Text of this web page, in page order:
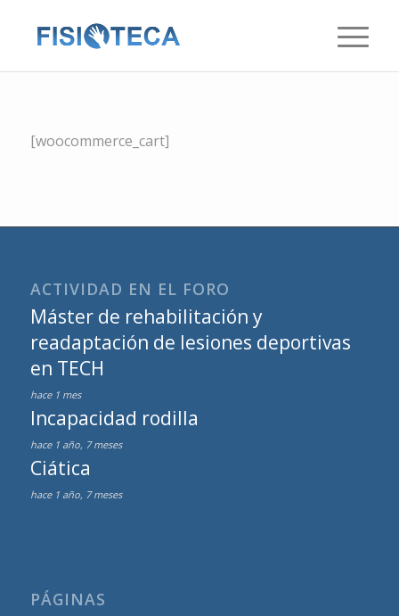
[woocommerce_cart]
ACTIVIDAD EN EL FORO
Máster de rehabilitación y
readaptación de lesiones deportivas
en TECH
hace 1 mes
Incapacidad rodilla
hace 1 año, 7 meses
Ciática
hace 1 año, 7 meses
PÁGINAS